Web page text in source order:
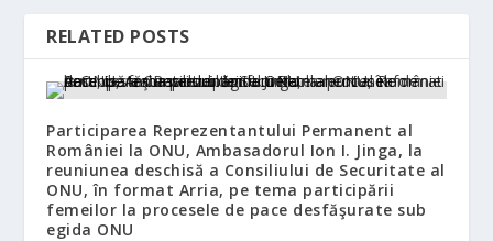
RELATED POSTS
Participarea Reprezentantului Permanent al
României la ONU, Ambasadorul Ion I. Jinga, la
reuniunea deschisă a Consiliului de Securitate al
ONU, în format Arria, pe tema participării
femeilor la procesele de pace desfăşurate sub
egida ONU